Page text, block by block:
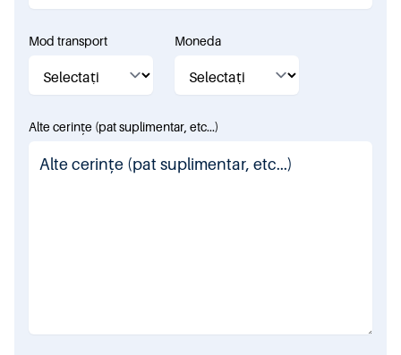
Mod transport Moneda
Alte cerințe (pat suplimentar, etc...)